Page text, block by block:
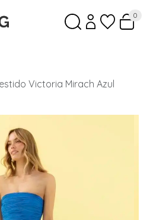
0
Victoria Mirach Azul